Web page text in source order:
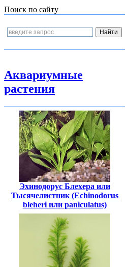
Поиск по сайту
Аквариумные
растения
Эхинодорус Блехера или
Тысячелистник (Echinodorus
bleheri или paniculatus)